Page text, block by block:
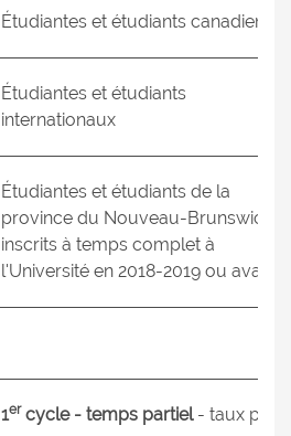
Étudiantes et étudiants canadiens
Étudiantes et étudiants
internationaux
Étudiantes et étudiants de la
province du Nouveau-Brunswick
inscrits à temps complet à
l'Université en 2018-2019 ou avant).
1ercycle - temps partiel- taux par